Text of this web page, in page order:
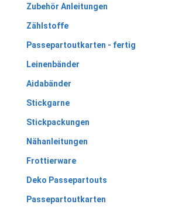
Zubehör Anleitungen
Zählstoffe
Passepartoutkarten - fertig
Leinenbänder
Aidabänder
Stickgarne
Stickpackungen
Nähanleitungen
Frottierware
Deko Passepartouts
Passepartoutkarten